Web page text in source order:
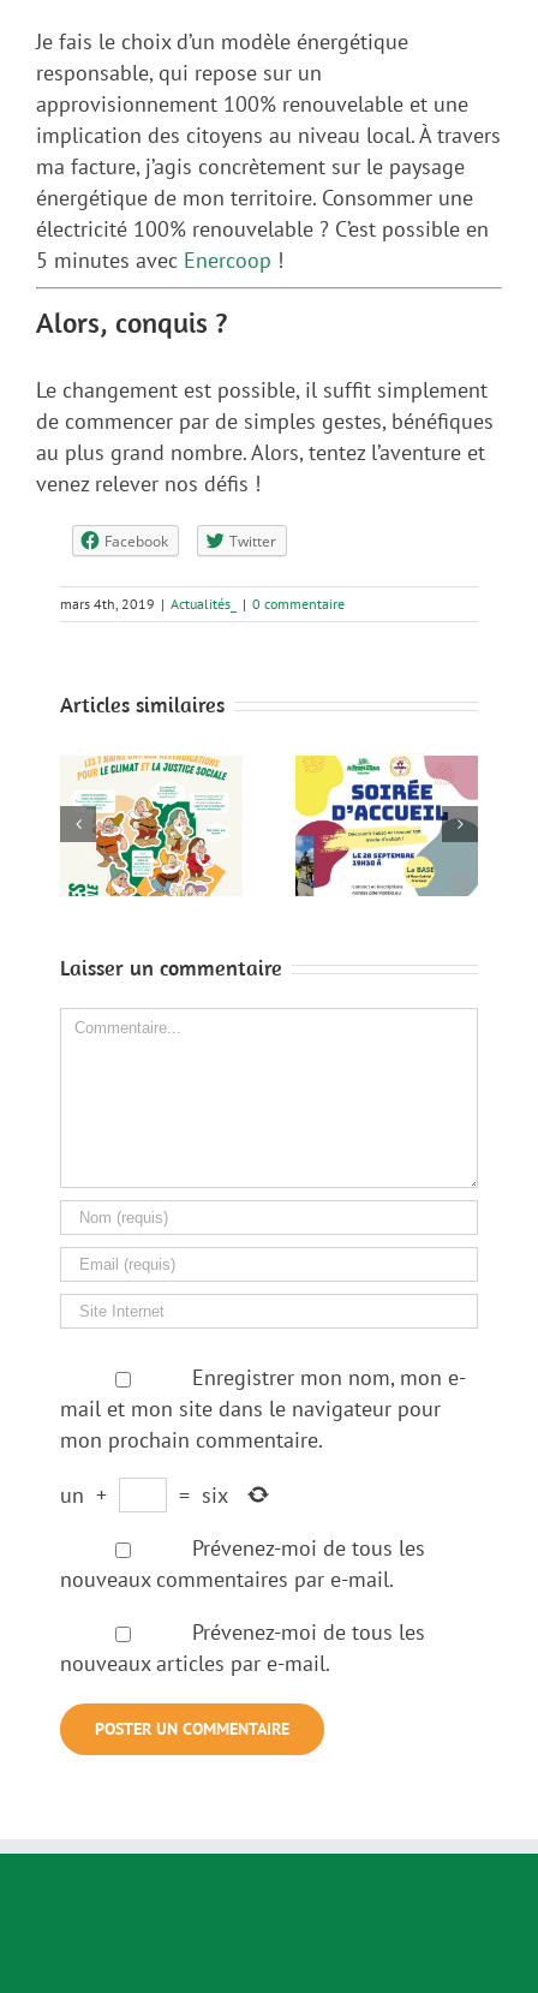
Je fais le choix d’un modèle énergétique
responsable, qui repose sur un
approvisionnement 100% renouvelable et une
implication des citoyens au niveau local. À travers
ma facture, j’agis concrètement sur le paysage
énergétique de mon territoire. Consommer une
électricité 100% renouvelable ? C’est possible en
5 minutes avec Enercoop !
Alors, conquis ?
Le changement est possible, il suffit simplement
de commencer par de simples gestes, bénéfiques
au plus grand nombre. Alors, tentez l’aventure et
venez relever nos défis !
Facebook Twitter
mars 4th, 2019 | Actualités_ | 0 commentaire
Articles similaires
Soirée d’accueil
le 28 Septembre
à la BASE
Soirée d’accueil
le 27 avril à la
BASE
Laisser un commentaire
Comment
Enregistrer mon nom, mon e-
mail et mon site dans le navigateur pour
mon prochain commentaire.
un + = six
Prévenez-moi de tous les
nouveaux commentaires par e-mail.
Prévenez-moi de tous les
nouveaux articles par e-mail.